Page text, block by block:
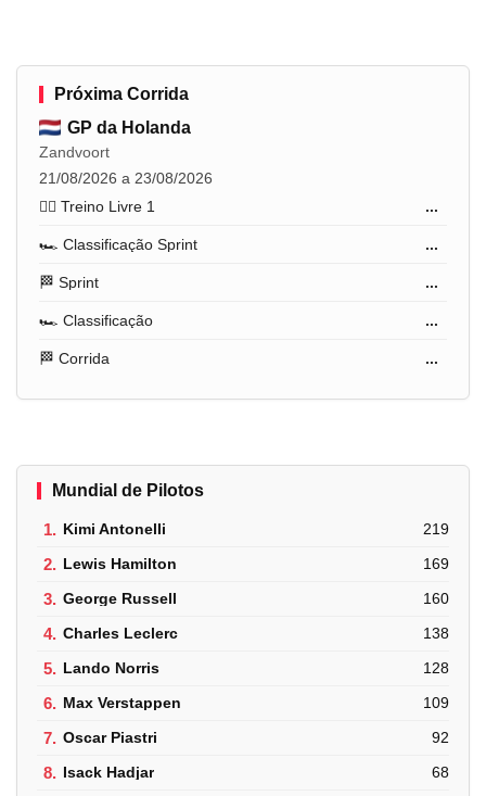
Próxima Corrida
GP da Holanda
Zandvoort
21/08/2026 a 23/08/2026
🏋️‍♂️ Treino Livre 1
...
🏎️ Classificação Sprint ...
🏁 Sprint ...
🏎️ Classificação ...
🏁 Corrida ...
Mundial de Pilotos
1. Kimi Antonelli 219
2. Lewis Hamilton 169
3. George Russell 160
4. Charles Leclerc 138
5. Lando Norris 128
6. Max Verstappen 109
7. Oscar Piastri 92
8. Isack Hadjar 68